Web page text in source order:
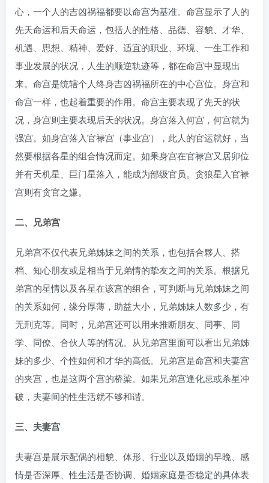
心，一个人的吉凶祸福都要以命宫为基准。命宫显示了人的
先天命运和后天命运，包括人的性格、品德、容貌、才华、
机遇、思想、精神、爱好、适宜的职业、环境、一生工作和
事业发展的状况，人生的顺逆轨迹等，都在命宫中显现出
来。命宫是统辖个人终身吉凶祸福所在的中心宫位。身宫和
命宫一样，也起着重要的作用。命宫主要表现了先天的状
况，身宫则主要表现后天的状况。身宫落入何宫，何宫就为
强宫。如身宫落入官禄宫（事业宫），此人的官运就好，当
然要根据各星的组合情况而定。如果身宫在官禄宫又居卯位
并有天机星、巨门星落入，能成为部级官员。贪狼星入官禄
宫则有贪官之嫌。
二、兄弟宫
兄弟宫不仅代表兄弟姊妹之间的关系，也包括合夥人、搭
档、知心朋友或是相当于兄弟情的挚友之间的关系。根据兄
弟宫的星情以及各星在该宫的组合，可判断与兄弟姊妹之间
的关系如何，缘分厚薄，助益大小，兄弟姊妹人数多少，有
无刑克等。同时，兄弟宫还可以用来推断朋友、同事、同
学、同僚、合伙人等的情况。从兄弟宫里面可以看出兄弟姊
妹的多少、个性如何和才华的高低。兄弟宫是命宫和夫妻宫
的夹宫，也是这两个宫的桥梁。如果兄弟宫逢化忌或杀星冲
破，夫妻间的性生活就不够和谐。
三、夫妻宫
夫妻宫是展示配偶的相貌、体形、行业以及婚姻的早晚、感
情是否深厚、性生活是否协调、婚姻家庭是否稳定的具体表